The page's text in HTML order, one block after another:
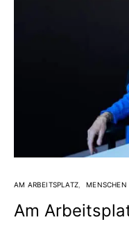
AM ARBEITSPLATZ MENSCHEN
Am